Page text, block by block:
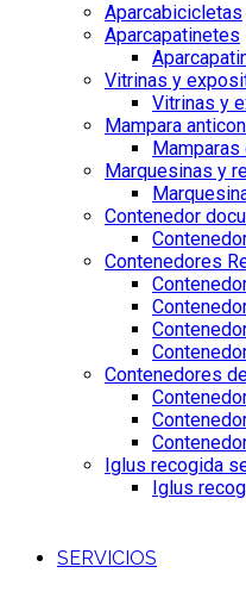
Aparcabicicletas
Aparcapatinetes
Vitrinas y
Vitrinas y
Mampara
Marquesinas y
Contenedor
Contenedores
Contenedores
Iglus recogida
Iglus
SERVICIOS